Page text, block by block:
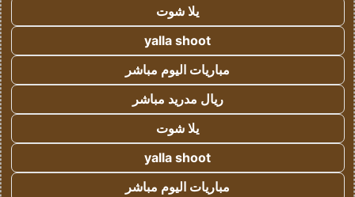
يلا شوت
yalla shoot
مباريات اليوم مباشر
ريال مدريد مباشر
يلا شوت
yalla shoot
مباريات اليوم مباشر